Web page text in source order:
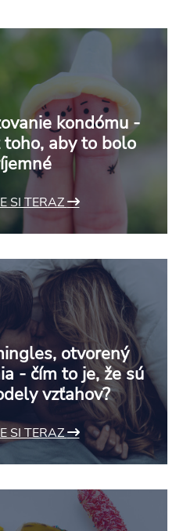
kondómu -
aby to bolo
SI TERAZ
otvorený
- čím to je, že sú
vzťahov?
SI TERAZ